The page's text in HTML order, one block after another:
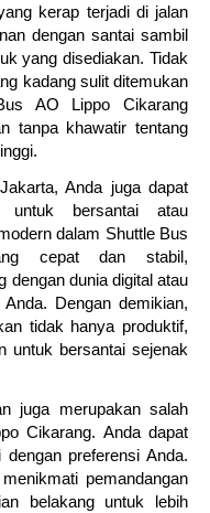
kerap terjadi di jalan
dengan santai sambil
yang disediakan. Tidak
kadang sulit ditemukan
AO Lippo Cikarang
tanpa khawatir tentang
Anda juga dapat
untuk bersantai atau
dalam Shuttle Bus
cepat dan stabil,
dengan dunia digital atau
Dengan demikian,
tidak hanya produktif,
untuk bersantai sejenak
juga merupakan salah
Cikarang. Anda dapat
preferensi Anda.
pemandangan
belakang untuk lebih